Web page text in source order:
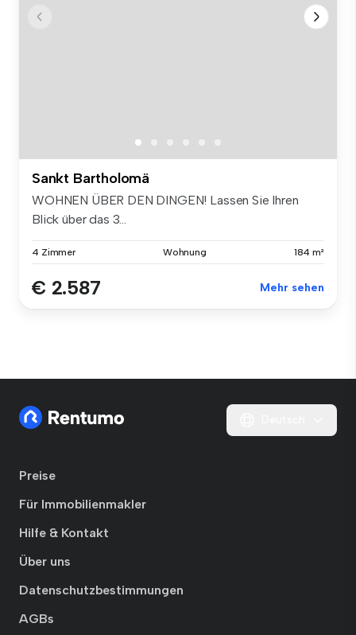
Sankt Bartholomä
WOHNEN ÜBER DEN DINGEN! Lassen Sie Ihren
Blick über das 3...
4 Zimmer Wohnung 184 m²
€ 2.587 Mehr sehen
Preise
Für Immobilienmakler
Hilfe & Kontakt
Über uns
Datenschutzbestimmungen
AGBs